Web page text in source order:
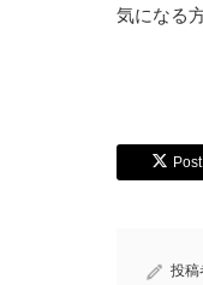
気になる
Post
投稿